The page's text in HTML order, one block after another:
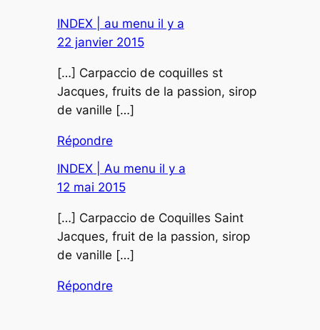
INDEX | au menu il y a
22 janvier 2015
[…] Carpaccio de coquilles st
Jacques, fruits de la passion, sirop
de vanille […]
Répondre
INDEX | Au menu il y a
12 mai 2015
[…] Carpaccio de Coquilles Saint
Jacques, fruit de la passion, sirop
de vanille […]
Répondre